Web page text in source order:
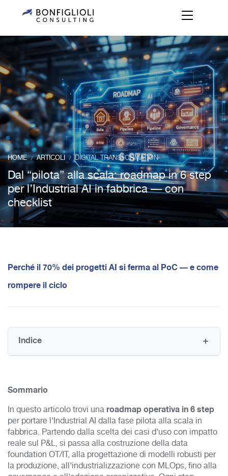
HOME / ARTICOLI / DIGITAL TRANSFORMATION
Dal “pilota” alla scala: roadmap in 6 step
per l’Industrial AI in fabbrica — con
checklist
Perché il 70% dei progetti AI si ferma al PoC — e come
rompere il ciclo
Indice
Sommario
In questo articolo trovi una roadmap operativa in 6 step
per portare l’Industrial AI dalla fase pilota alla scala in
fabbrica. Partendo dalla scelta dei casi d’uso con impatto
reale sul P&L, si passa alla costruzione della data
foundation OT/IT, alla progettazione di modelli robusti per
la produzione, all’industrializzazione con MLOps, fino alla